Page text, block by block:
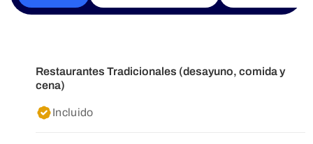
Restaurantes Tradicionales (desayuno, comida y
cena)
Incluido